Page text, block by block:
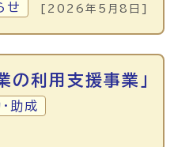
せ [2026年5月8日]
の利用支援事業」
助成